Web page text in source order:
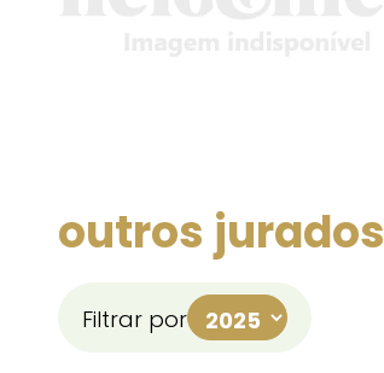
outros jurados
Filtrar por